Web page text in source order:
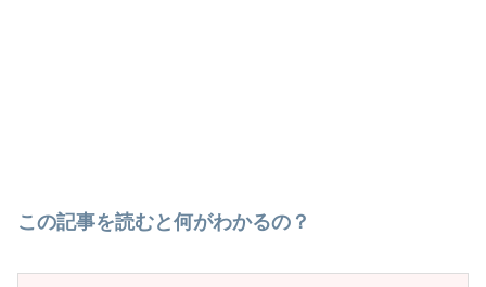
この記事を読むと何がわかるの？